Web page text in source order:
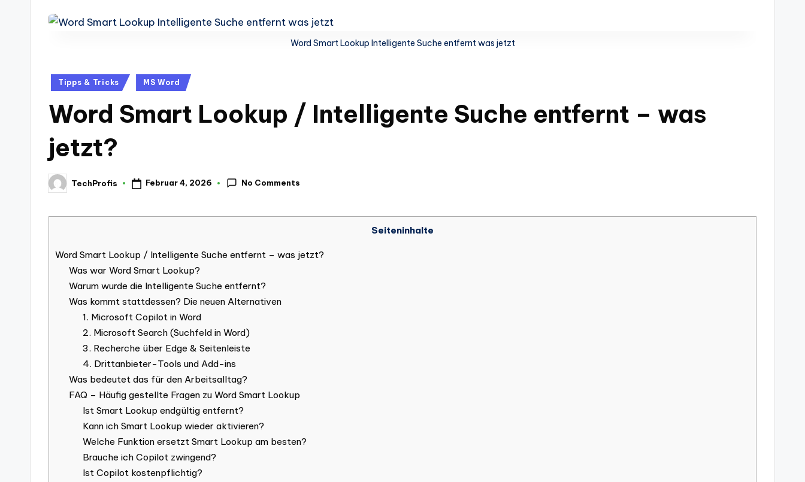
Berichte
Word Smart Lookup Intelligente Suche entfernt was jetzt
Posted
Tipps & Tricks MS Word
Word Smart Lookup / Intelligente Suche entfernt – was
jetzt?
Posted
by
TechProfis Februar 4, 2026 No Comments
Seiteninhalte
Word Smart Lookup / Intelligente Suche entfernt – was jetzt?
Was war Word Smart Lookup?
Warum wurde die Intelligente Suche entfernt?
Was kommt stattdessen? Die neuen Alternativen
1. Microsoft Copilot in Word
2. Microsoft Search (Suchfeld in Word)
3. Recherche über Edge & Seitenleiste
4. Drittanbieter-Tools und Add-ins
Was bedeutet das für den Arbeitsalltag?
FAQ – Häufig gestellte Fragen zu Word Smart Lookup
Ist Smart Lookup endgültig entfernt?
Kann ich Smart Lookup wieder aktivieren?
Welche Funktion ersetzt Smart Lookup am besten?
Brauche ich Copilot zwingend?
Ist Copilot kostenpflichtig?